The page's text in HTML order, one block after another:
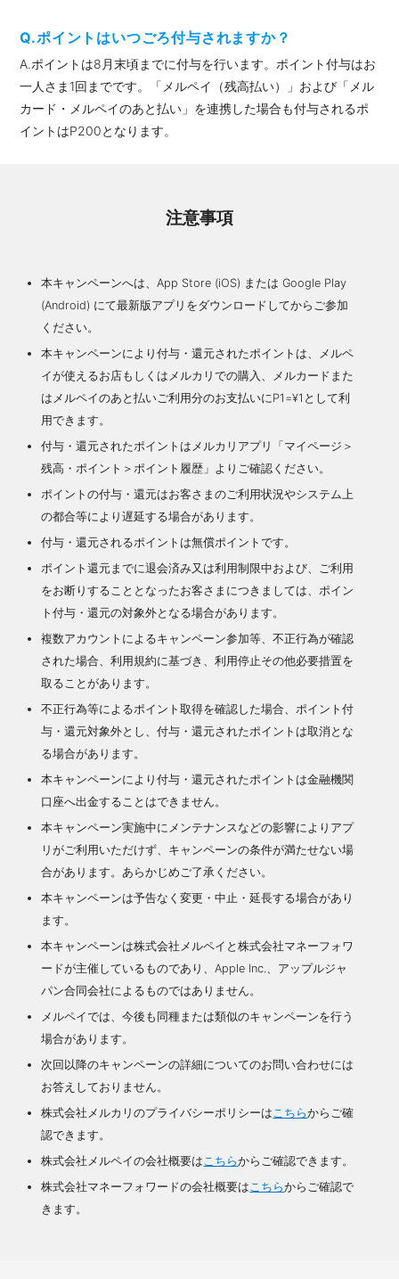
Q.ポイントはいつごろ付与されますか？
A.ポイントは8月末頃までに付与を行います。ポイント付与はお
一人さま1回までです。「メルペイ（残高払い）」および「メル
カード・メルペイのあと払い」を連携した場合も付与されるポ
イントはP200となります。
注意事項
本キャンペーンへは、App Store (iOS) または Google Play
(Android) にて最新版アプリをダウンロードしてからご参加
ください。
本キャンペーンにより付与・還元されたポイントは、メルペ
イが使えるお店もしくはメルカリでの購入、メルカードまた
はメルペイのあと払いご利用分のお支払いにP1=¥1として利
用できます。
付与・還元されたポイントはメルカリアプリ「マイページ＞
残高・ポイント＞ポイント履歴」よりご確認ください。
ポイントの付与・還元はお客さまのご利用状況やシステム上
の都合等により遅延する場合があります。
付与・還元されるポイントは無償ポイントです。
ポイント還元までに退会済み又は利用制限中および、ご利用
をお断りすることとなったお客さまにつきましては、ポイン
ト付与・還元の対象外となる場合があります。
複数アカウントによるキャンペーン参加等、不正行為が確認
された場合、利用規約に基づき、利用停止その他必要措置を
取ることがあります。
不正行為等によるポイント取得を確認した場合、ポイント付
与・還元対象外とし、付与・還元されたポイントは取消とな
る場合があります。
本キャンペーンにより付与・還元されたポイントは金融機関
口座へ出金することはできません。
本キャンペーン実施中にメンテナンスなどの影響によりアプ
リがご利用いただけず、キャンペーンの条件が満たせない場
合があります。あらかじめご了承ください。
本キャンペーンは予告なく変更・中止・延長する場合があり
ます。
本キャンペーンは株式会社メルペイと株式会社マネーフォワ
ードが主催しているものであり、Apple Inc.、アップルジャ
パン合同会社によるものではありません。
メルペイでは、今後も同種または類似のキャンペーンを行う
場合があります。
次回以降のキャンペーンの詳細についてのお問い合わせには
お答えしておりません。
株式会社メルカリのプライバシーポリシーは こちらからご確
認できます。
株式会社メルペイの会社概要は こちらからご確認できます。
株式会社マネーフォワードの会社概要は こちらからご確認で
きます。